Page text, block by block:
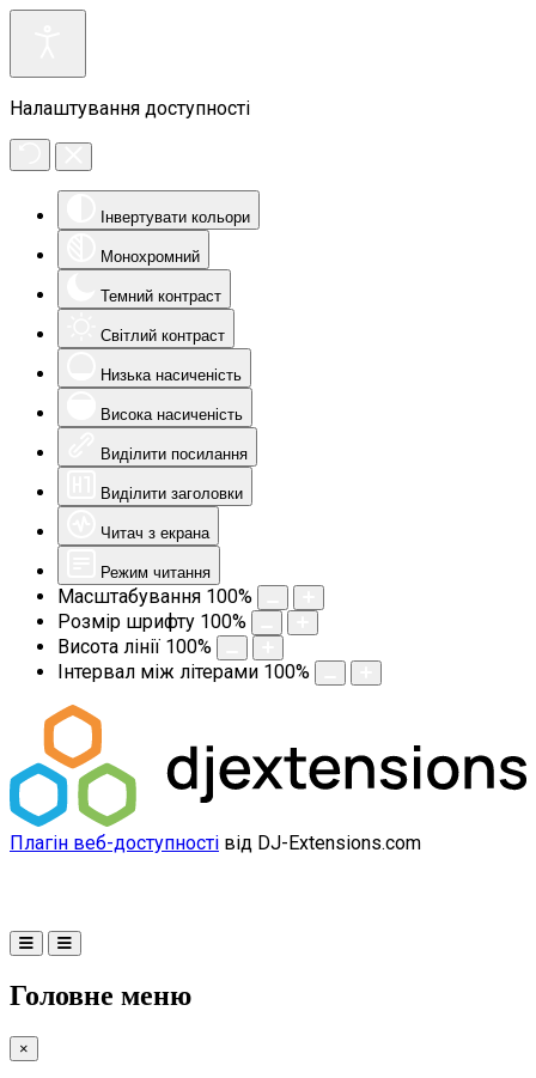
Налаштування доступності
Інвертувати кольори
Монохромний
Темний контраст
Світлий контраст
Низька насиченість
Висока насиченість
Виділити посилання
Виділити заголовки
Читач з екрана
Режим читання
Масштабування 100%
Розмір шрифту 100%
Висота лінії 100%
Інтервал між літерами 100%
Плагін веб-доступності від DJ-Extensions.com
Головне меню
×